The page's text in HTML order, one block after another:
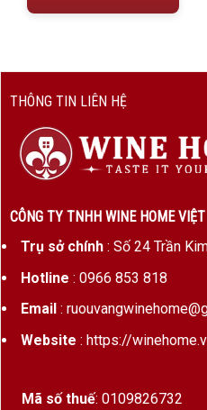
THÔNG TIN LIÊN HỆ
CÔNG TY TNHH WINE HOME
Trụ sở chính: Số 24 Trần
Hotline : 0966 853 818
Email :
Website : https://
Mã số thuế: 0109826732